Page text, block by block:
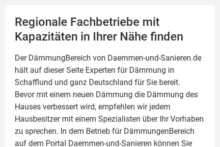
Regionale Fachbetriebe mit
Kapazitäten in Ihrer Nähe finden
Der DämmungBereich von Daemmen-und-Sanieren.de
hält auf dieser Seite Experten für Dämmung in
Schafflund und ganz Deutschland für Sie bereit.
Bevor mit einem neuen Dämmung die Dämmung des
Hauses verbessert wird, empfehlen wir jedem
Hausbesitzer mit einem Spezialisten über Ihr Vorhaben
zu sprechen. In dem Betrieb für DämmungenBereich
auf dem Portal Daemmen-und-Sanieren können Sie